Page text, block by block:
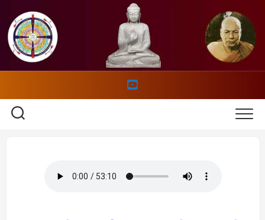
content